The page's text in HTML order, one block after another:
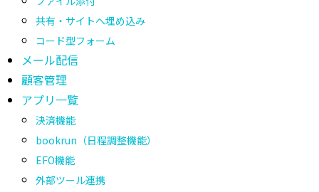
共有・サイトへ埋め込み
コード型フォーム
メール配信
顧客管理
アプリ一覧
決済機能
bookrun（日程調整機能）
EFO機能
外部ツール連携